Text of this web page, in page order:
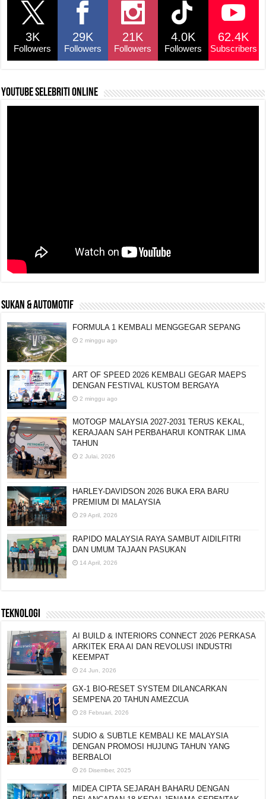
b
o
o
k
p
Li
n
k
3K
Followers
29K
Followers
21K
Followers
4.0K
Followers
62.4K
Subscribers
YouTube selebriti online
SUKAN & AUTOMOTIF
FORMULA 1 KEMBALI MENGGEGAR SEPANG
2 minggu ago
ART OF SPEED 2026 KEMBALI GEGAR MAEPS
DENGAN FESTIVAL KUSTOM BERGAYA
2 minggu ago
MOTOGP MALAYSIA 2027-2031 TERUS KEKAL,
KERAJAAN SAH PERBAHARUI KONTRAK LIMA
TAHUN
2 Julai, 2026
HARLEY-DAVIDSON 2026 BUKA ERA BARU
PREMIUM DI MALAYSIA
29 April, 2026
RAPIDO MALAYSIA RAYA SAMBUT AIDILFITRI
DAN UMUM TAJAAN PASUKAN
14 April, 2026
TEKNOLOGI
AI BUILD & INTERIORS CONNECT 2026 PERKASA
ARKITEK ERA AI DAN REVOLUSI INDUSTRI
KEEMPAT
24 Jun, 2026
GX-1 BIO-RESET SYSTEM DILANCARKAN
SEMPENA 20 TAHUN AMEZCUA
28 Februari, 2026
SUDIO & SUBTLE KEMBALI KE MALAYSIA
DENGAN PROMOSI HUJUNG TAHUN YANG
BERBALOI
26 Disember, 2025
MIDEA CIPTA SEJARAH BAHARU DENGAN